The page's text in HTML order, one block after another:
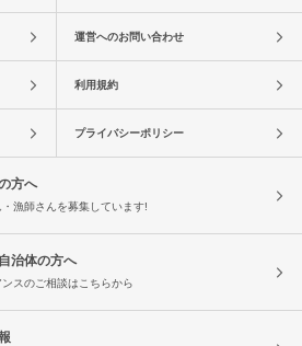
運営へのお問い合わせ
利用規約
プライバシーポリシー
方へ
・漁師さんを募集しています!
治体の方へ
ンスのご相談はこちらから